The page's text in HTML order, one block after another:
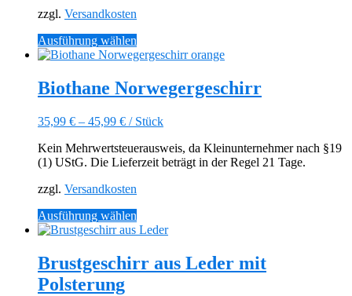
Produktseite
gewählt
werden
zzgl. Versandkosten
Ausführung wählen
Produkt
mehrere
Varianten
Die
können
auf
Produktseite
gewählt
werden
Biothane Norwegergeschirr
35,99 € – 45,99 € / Stück
Kein Mehrwertsteuerausweis, da Kleinunternehmer nach §19
(1) UStG. Die Lieferzeit beträgt in der Regel 21 Tage.
zzgl. Versandkosten
Ausführung wählen
Produkt
Varianten
Brustgeschirr aus Leder mit
Polsterung